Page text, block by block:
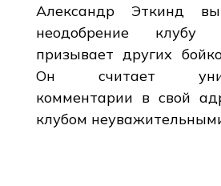
Александр Эткинд
неодобрение
призывает других
Он считает
комментарии в свой
клубом